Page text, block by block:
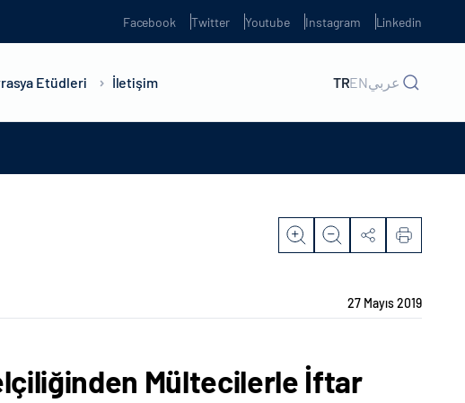
Facebook Twitter Youtube Instagram Linkedin
Etüdleri İletişim TRENعربي
27 Mayıs 2019
Mültecilerle İftar